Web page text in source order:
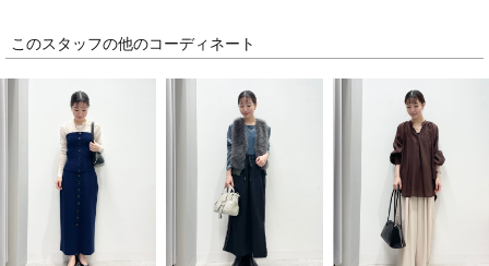
このスタッフの他のコーディネート